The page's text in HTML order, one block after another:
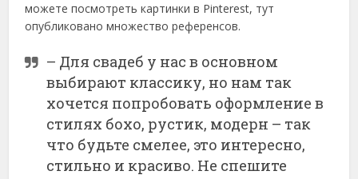
можете посмотреть картинки в Pinterest, тут
опубликовано множество референсов.
– Для свадеб у нас в основном
выбирают классику, но нам так
хочется попробовать оформление в
стилях бохо, рустик, модерн – так
что будьте смелее, это интересно,
стильно и красиво. Не спешите